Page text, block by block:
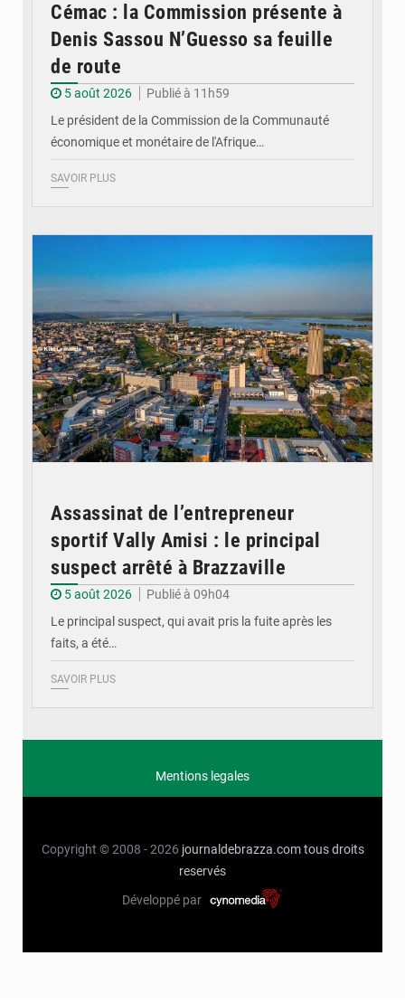
Cémac : la Commission présente à
Denis Sassou N’Guesso sa feuille
de route
5 août 2026
Publié à 11h59
Le président de la Commission de la Communauté
économique et monétaire de l'Afrique…
SAVOIR PLUS
Assassinat de l’entrepreneur
sportif Vally Amisi : le principal
suspect arrêté à Brazzaville
5 août 2026
Publié à 09h04
Le principal suspect, qui avait pris la fuite après les
faits, a été…
SAVOIR PLUS
Mentions legales
Copyright © 2008 - 2026 journaldebrazza.com tous droits
reservés
Développé par